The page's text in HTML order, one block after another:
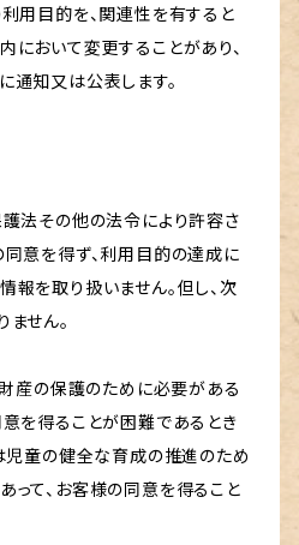
用目的を、関連性を有すると
おいて変更することがあり、
通知又は公表します。
護法その他の法令により許容さ
同意を得ず、利用目的の達成に
を取り扱いません。但し、次
せん。
財産の保護のために必要がある
を得ることが困難であるとき
児童の健全な育成の推進のため
って、お客様の同意を得ること